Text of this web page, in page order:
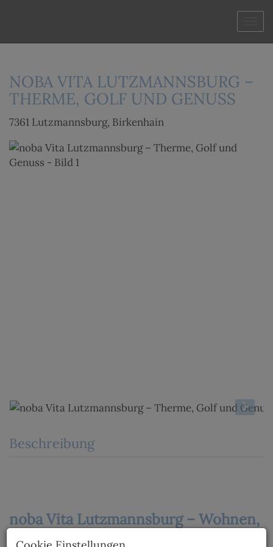
NOBA VITA LUTZMANNSBURG –
THERME, GOLF UND GENUSS
7361 Lutzmannsburg, Birkenhain
Beschreibung
noba Vita Lutzmannsburg – Wohnen,